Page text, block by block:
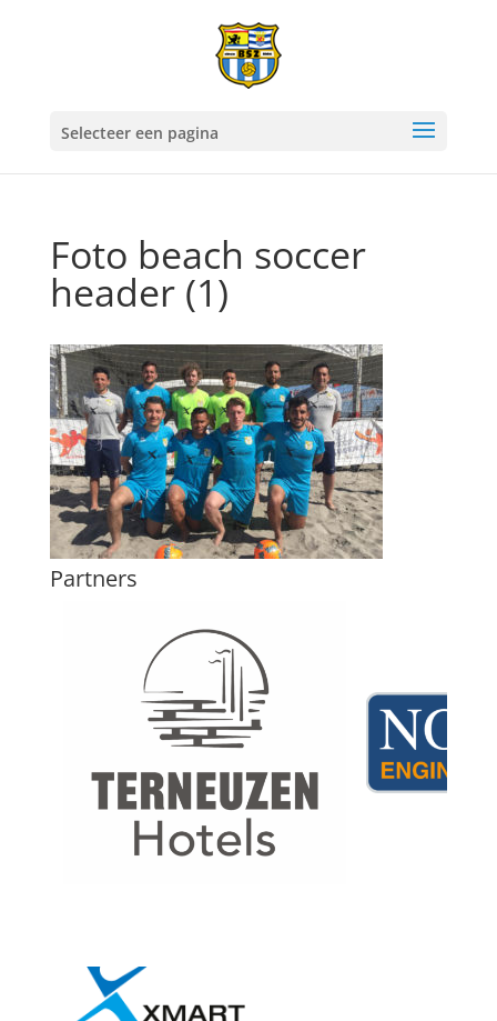
Selecteer een pagina
Foto beach soccer
header (1)
Partners